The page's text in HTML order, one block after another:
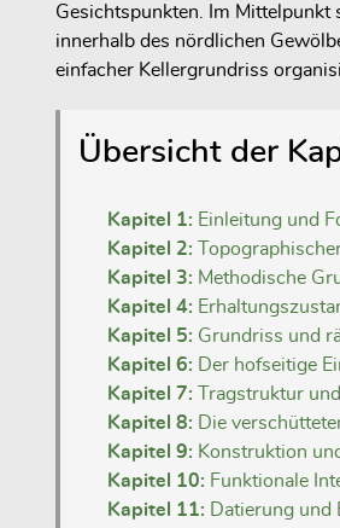
Gesichtspunkten. Im Mittelpunkt
innerhalb des nördlichen
einfacher Kellergrundriss
Übersicht der
Kapitel 1: Einleitung und
Kapitel 2:
Kapitel 3: Methodische
Kapitel 4:
Kapitel 5: Grundriss und
Kapitel 6: Der hofseitige
Kapitel 7: Tragstruktur
Kapitel 8: Die
Kapitel 9: Konstruktion
Kapitel 10: Funktionale
Kapitel 11: Datierung und